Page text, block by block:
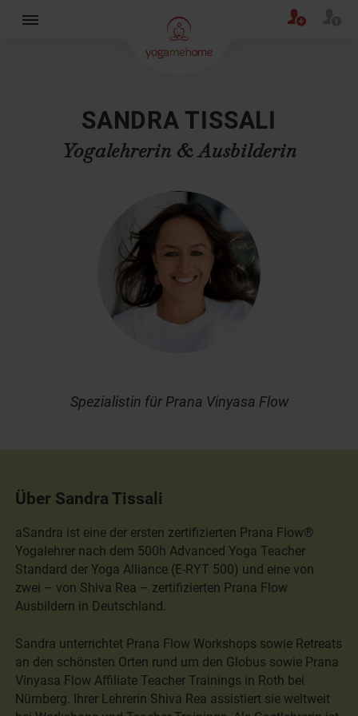
SANDRA TISSALI
Yogalehrerin & Ausbilderin
Spezialistin für Prana Vinyasa Flow
Über Sandra Tissali
aSandra ist eine der ersten zertifizierten Prana Flow®
Yogalehrer nach dem 500h Advanced Yoga Teacher
Standard der Yoga Alliance (E-RYT 500) und eine von
zwei – von Shiva Rea – zertifizierten Prana Flow
Ausbildern in Deutschland.
Sandra unterrichtet Prana Flow Workshops sowie Retreats
an den schönsten Orten rund um den Globus sowie Prana
Vinyasa Flow Affiliate Teacher Trainings in Roth bei
Nürnberg. Ihrer Lehrerin Shiva Rea assistiert sie weltweit